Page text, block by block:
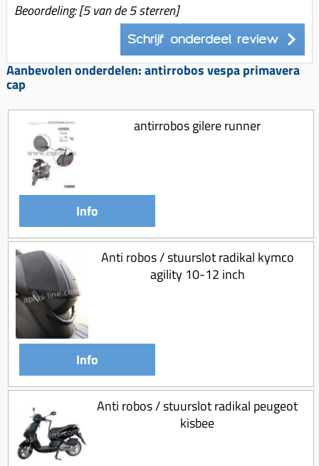
Tomos opvoeren (kits)
Koppeling compleet
Koppeling trekveer
Koeling (delen)
Overbrenging
Beoordeling:[5van de 5 sterren]
Schrijf onderdeel review
Aanbevolen onderdelen: antirrobos vespa primavera
cap
antirrobos gilere runner
Info
Anti robos / stuurslot radikal kymco
agility 10-12 inch
Info
Anti robos / stuurslot radikal peugeot
kisbee